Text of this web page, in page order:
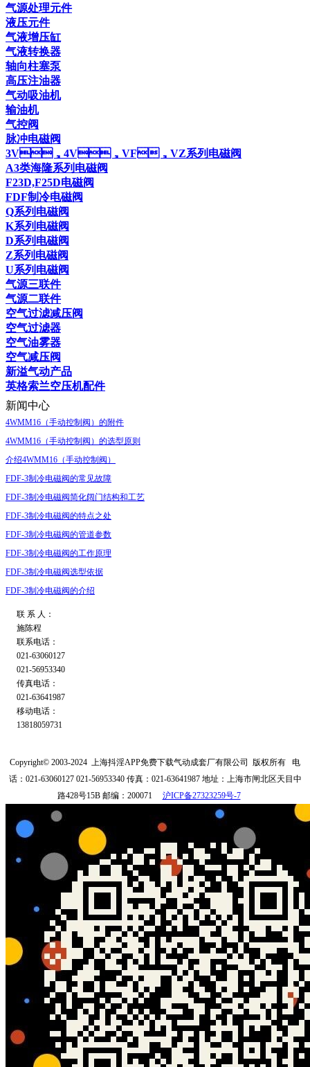
气源处理元件
液压元件
气液增压缸
气液转换器
轴向柱塞泵
高压注油器
气动吸油机
输油机
气控阀
脉冲电磁阀
3V，4V，VF，VZ系列电磁阀
A3类海隆系列电磁阀
F23D,F25D电磁阀
FDF制冷电磁阀
Q系列电磁阀
K系列电磁阀
D系列电磁阀
Z系列电磁阀
U系列电磁阀
气源三联件
气源二联件
空气过滤减压阀
空气过滤器
空气油雾器
空气减压阀
新溢气动产品
英格索兰空压机配件
新闻中心
4WMM16（手动控制阀）的附件
4WMM16（手动控制阀）的选型原则
介绍4WMM16（手动控制阀）
FDF-3制冷电磁阀的常见故障
FDF-3制冷电磁阀简化阔门结构和工艺
FDF-3制冷电磁阀的特点之处
FDF-3制冷电磁阀的管道参数
FDF-3制冷电磁阀的工作原理
FDF-3制冷电磁阀选型依据
FDF-3制冷电磁阀的介绍
联 系 人：
施陈程
联系电话：
021-63060127
021-56953340
传真电话：
021-63641987
移动电话：
13818059731
Copyright© 2003-2024 上海抖淫APP免费下载气动成套厂有限公司 版权所有 电
话：021-63060127 021-56953340 传真：021-63641987 地址：上海市闸北区天目中
路428号15B 邮编：200071 沪ICP备27323259号-7